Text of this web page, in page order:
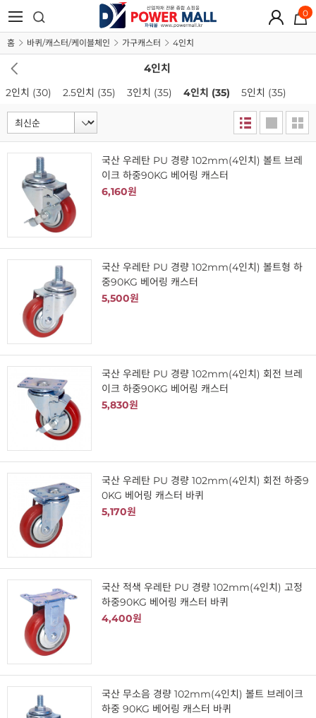
0
홈 바퀴/캐스터/케이블체인 가구캐스터 4인치
4인치
2인치 (30) 2.5인치 (35) 3인치 (35) 4인치 (35) 5인치 (35)
국산 우레탄 PU 경량 102mm(4인치) 볼트 브레
이크 하중90KG 베어링 캐스터
6,160원
국산 우레탄 PU 경량 102mm(4인치) 볼트형 하
중90KG 베어링 캐스터
5,500원
국산 우레탄 PU 경량 102mm(4인치) 회전 브레
이크 하중90KG 베어링 캐스터
5,830원
국산 우레탄 PU 경량 102mm(4인치) 회전 하중9
0KG 베어링 캐스터 바퀴
5,170원
국산 적색 우레탄 PU 경량 102mm(4인치) 고정
하중90KG 베어링 캐스터 바퀴
4,400원
국산 무소음 경량 102mm(4인치) 볼트 브레이크
하중 90KG 베어링 캐스터 바퀴